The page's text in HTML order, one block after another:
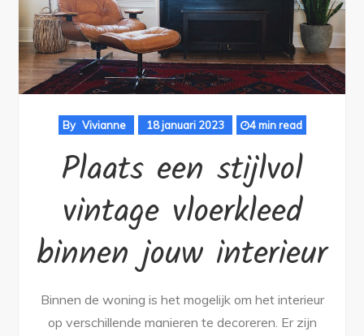
By Vivianne 18 januari 2023 4 min read
Plaats een stijlvol
vintage vloerkleed
binnen jouw interieur
Binnen de woning is het mogelijk om het interieur
op verschillende manieren te decoreren. Er zijn